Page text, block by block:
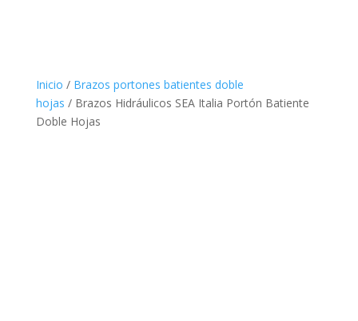
Inicio / Brazos portones batientes doble
hojas / Brazos Hidráulicos SEA Italia Portón Batiente
Doble Hojas